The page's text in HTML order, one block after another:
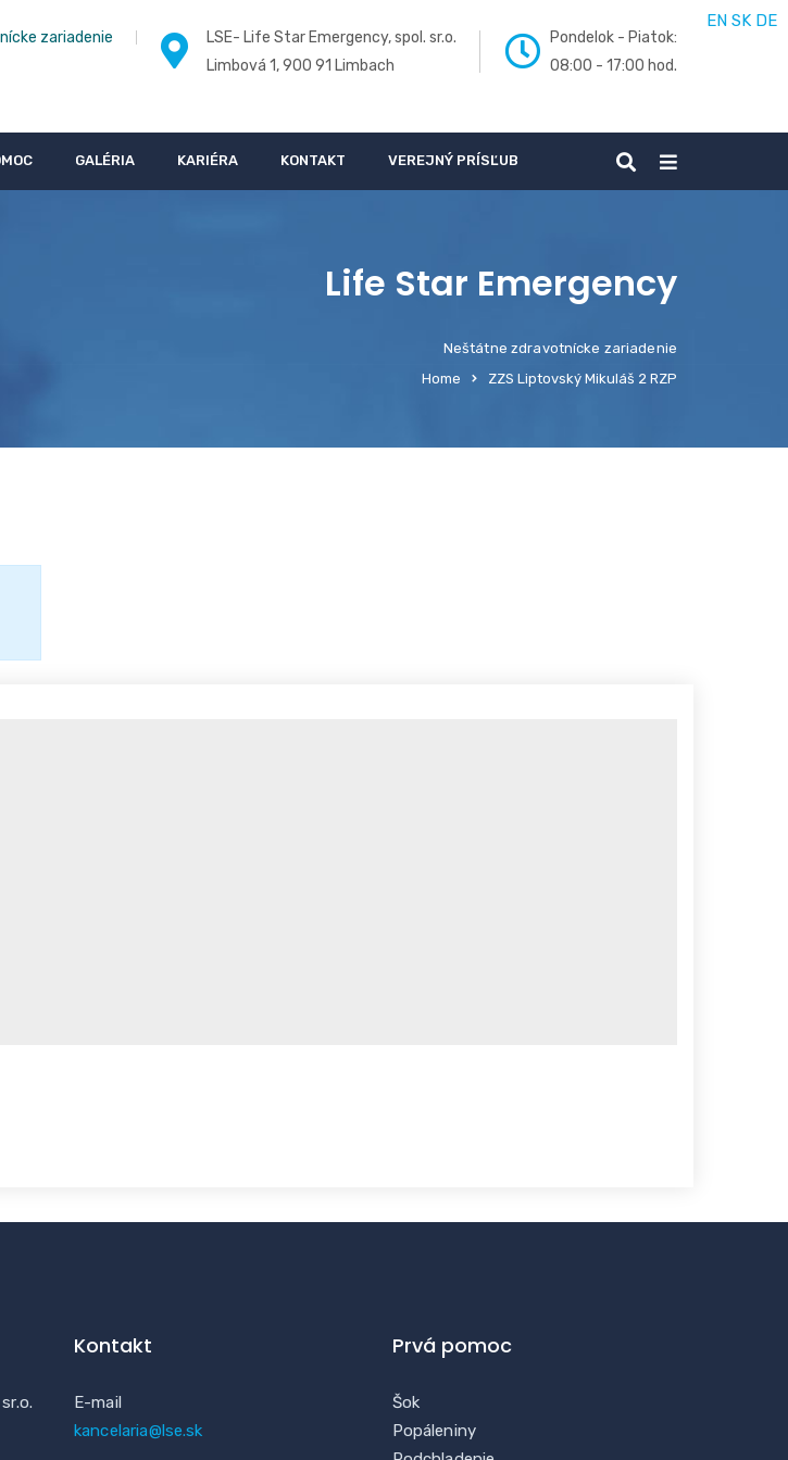
zariadenie
LSE- Life Star Emergency, spol. sr.o.
Limbová 1, 900 91 Limbach
Pondelok - Piatok:
08:00 - 17:00 hod.
GALÉRIA KARIÉRA KONTAKT VEREJNÝ PRÍSĽUB
Life Star Emergency
Neštátne zdravotnícke zariadenie
Home
ZZS Liptovský Mikuláš 2 RZP
Kontakt
E-mail
kancelaria@lse.sk
Prvá pomoc
Šok
Popáleniny
EN SK DE